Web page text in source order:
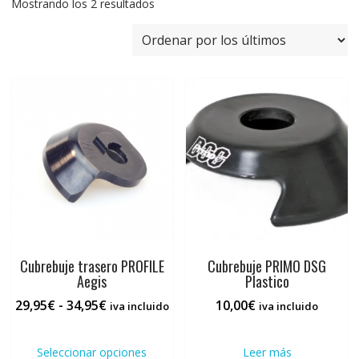
Mostrando los 2 resultados
los
Cubrebuje trasero PROFILE
Aegis
29,95€ - 34,95€Rango
iva incluido
Seleccionar opciones
Cubrebuje PRIMO DSG
Plastico
10,00€ iva incluido
Leer más